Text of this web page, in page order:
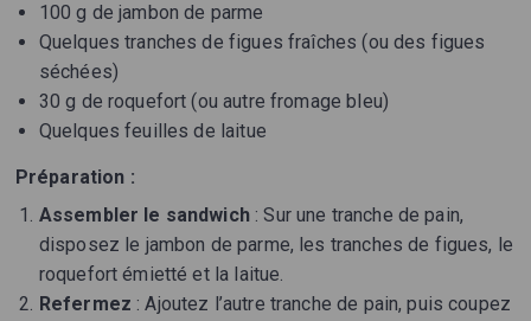
100 g de jambon de parme
Quelques tranches de figues fraîches (ou des figues
séchées)
30 g de roquefort (ou autre fromage bleu)
Quelques feuilles de laitue
Préparation :
Assembler le sandwich: Sur une tranche de pain,
disposez le jambon de parme, les tranches de figues, le
roquefort émietté et la laitue.
Refermez : Ajoutez l’autre tranche de pain, puis coupez